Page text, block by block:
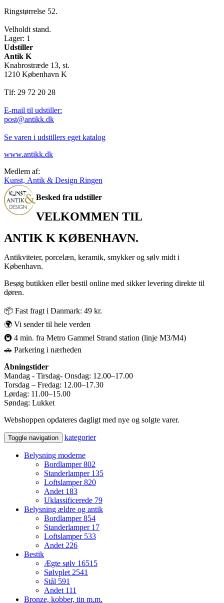
Ringstørrelse 52.
Velholdt stand.
Lager: 1
Udstiller
Antik K
Knabrostræde 13, st.
1210 København K
Tlf: 29 72 20 28
E-mail til udstiller:
post@antikk.dk
Se varen i udstillers eget katalog
www.antikk.dk
Medlem af:
Kunst, Antik & Design Ringen
Besked fra udstiller
VELKOMMEN TIL
ANTIK K KØBENHAVN.
Antikviteter, porcelæn, keramik, smykker og sølv midt i
København.
Besøg butikken eller bestil online med sikker levering direkte til
døren.
📦 Fast fragt i Danmark: 49 kr.
🌍 Vi sender til hele verden
🚇 4 min. fra Metro Gammel Strand station (linje M3/M4)
🚗 Parkering i nærheden
Åbningstider
Mandag - Tirsdag- Onsdag: 12.00–17.00
Torsdag – Fredag: 12.00–17.30
Lørdag: 11.00–15.00
Søndag: Lukket
Webshoppen opdateres dagligt med nye og solgte varer.
Toggle navigation kategorier
Belysning moderne
Bordlamper802
Standerlamper 135
Loftslamper820
Andet 183
Uklassificerede 79
Belysning ældre og antik
Bordlamper854
Standerlamper 17
Loftslamper 533
Andet226
Bestik
Ægte sølv 16515
Sølvplet2541
Stål 591
Andet 111
Bronze, kobber, tin m.m.